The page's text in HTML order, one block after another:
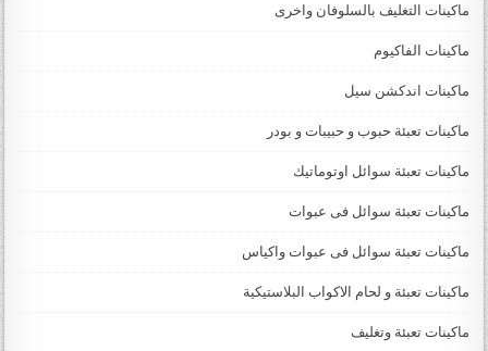
ماكينات التغليف بالسلوفان واخرى
ماكينات الفاكيوم
ماكينات اندكشن سيل
ماكينات تعبئة حبوب و حبيبات و بودر
ماكينات تعبئة سوائل اوتوماتيك
ماكينات تعبئة سوائل فى عبوات
ماكينات تعبئة سوائل فى عبوات واكياس
ماكينات تعبئة و لحام الاكواب البلاستيكية
ماكينات تعبئة وتغليف